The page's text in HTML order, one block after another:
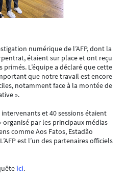
numérique de l’AFP, dont la
étaient sur place et ont reçu
L’équipe a déclaré que cette
que notre travail est encore
notamment face à la montée de
».
intervenants et 40 sessions étaient
organisé par les principaux médias
comme Aos Fatos, Estadão
est l’un des partenaires officiels
ici.